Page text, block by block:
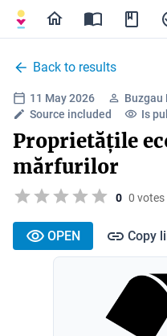
Back to results
11 May 2026
Buzgau
Source included
Is
Proprietățile
mărfurilor
0 0 votes
OPEN Copy